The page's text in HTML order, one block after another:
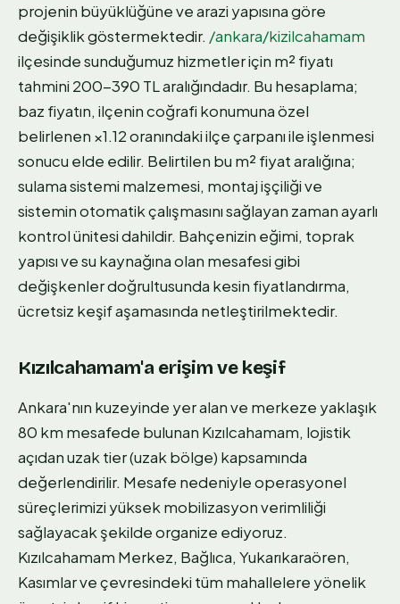
projenin büyüklüğüne ve arazi yapısına göre
değişiklik göstermektedir. /ankara/kizilcahamam
ilçesinde sunduğumuz hizmetler için m² fiyatı
tahmini 200-390 TL aralığındadır. Bu hesaplama;
baz fiyatın, ilçenin coğrafi konumuna özel
belirlenen ×1.12 oranındaki ilçe çarpanı ile işlenmesi
sonucu elde edilir. Belirtilen bu m² fiyat aralığına;
sulama sistemi malzemesi, montaj işçiliği ve
sistemin otomatik çalışmasını sağlayan zaman ayarlı
kontrol ünitesi dahildir. Bahçenizin eğimi, toprak
yapısı ve su kaynağına olan mesafesi gibi
değişkenler doğrultusunda kesin fiyatlandırma,
ücretsiz keşif aşamasında netleştirilmektedir.
Kızılcahamam'a erişim ve keşif
Ankara'nın kuzeyinde yer alan ve merkeze yaklaşık
80 km mesafede bulunan Kızılcahamam, lojistik
açıdan uzak tier (uzak bölge) kapsamında
değerlendirilir. Mesafe nedeniyle operasyonel
süreçlerimizi yüksek mobilizasyon verimliliği
sağlayacak şekilde organize ediyoruz.
Kızılcahamam Merkez, Bağlıca, Yukarıkaraören,
Kasımlar ve çevresindeki tüm mahallelere yönelik